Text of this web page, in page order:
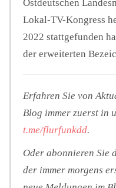
Ostdeutschen
Lokal-TV-Kongress
2022 stattgefunden
der erweiterten
Erfahren Sie von
Blog immer zuerst in
t.me/flurfunkdd.
Oder abonnieren Sie
der immer morgens